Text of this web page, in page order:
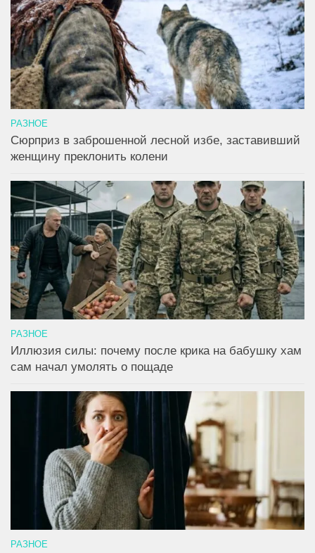
РАЗНОЕ
Сюрприз в заброшенной лесной избе, заставивший
женщину преклонить колени
РАЗНОЕ
Иллюзия силы: почему после крика на бабушку хам
сам начал умолять о пощаде
РАЗНОЕ